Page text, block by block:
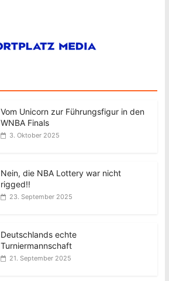
Vom Unicorn zur Führungsfigur in den
WNBA Finals
3. Oktober 2025
Nein, die NBA Lottery war nicht
rigged!!
23. September 2025
Deutschlands echte
Turniermannschaft
21. September 2025